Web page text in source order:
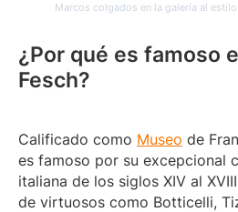
Marcos colgados en la galería al
¿Por qué es famoso
Fesch?
Calificado como Museo de
es famoso por su excepcional
italiana de los siglos XIV al
de virtuosos como Botticelli,